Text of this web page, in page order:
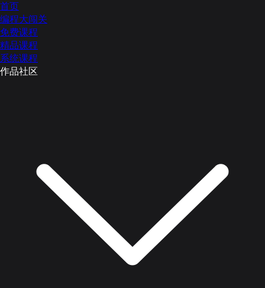
首页
编程大闯关
免费课程
精品课程
系统课程
作品社区